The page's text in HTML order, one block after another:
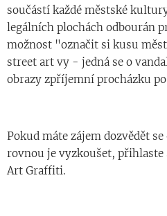
součástí každé městské
legálních plochách odbourán
možnost "označit si kusu
street art vy - jedná se o
obrazy zpříjemní procházku po
Pokud máte zájem dozvědět
rovnou je vyzkoušet, přihlaste
Art Graffiti.